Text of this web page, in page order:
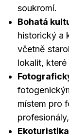
soukromí.
Bohatá
historický a
včetně
lokalit, které
místem pro